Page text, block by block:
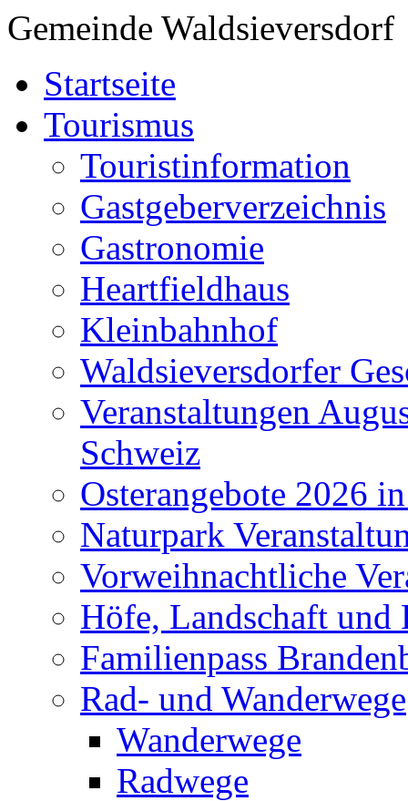
Gemeinde Waldsieversdorf
Startseite
Tourismus
Touristinformation
Gastgeberverzeichnis
Gastronomie
Heartfieldhaus
Kleinbahnhof
Waldsieversdorfer
Veranstaltungen
Schweiz
Osterangebote 2026
Naturpark
Vorweihnachtliche
Höfe, Landschaft und
Familienpass
Rad- und Wanderwege
Wanderwege
Radwege